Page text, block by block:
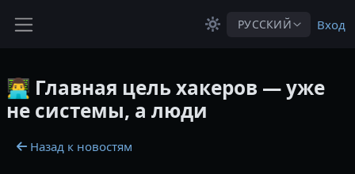
РУССКИЙ Вход
👨‍💻 Главная цель хакеров — уже
не системы, а люди
Назад к новостям